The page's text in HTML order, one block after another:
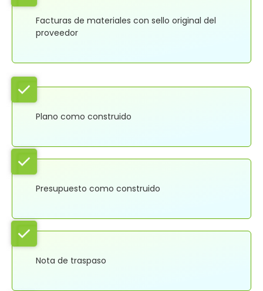
Facturas de materiales con sello original del
proveedor
Plano como construido
Presupuesto como construido
Nota de traspaso